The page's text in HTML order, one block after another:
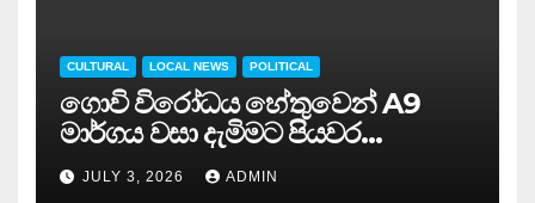
CULTURAL LOCAL NEWS POLITICAL
ගොවි විරෝධය හේතුවෙන් A9
මාර්ගය වසා දැමිමට පියවර…
JULY 3, 2026 ADMIN